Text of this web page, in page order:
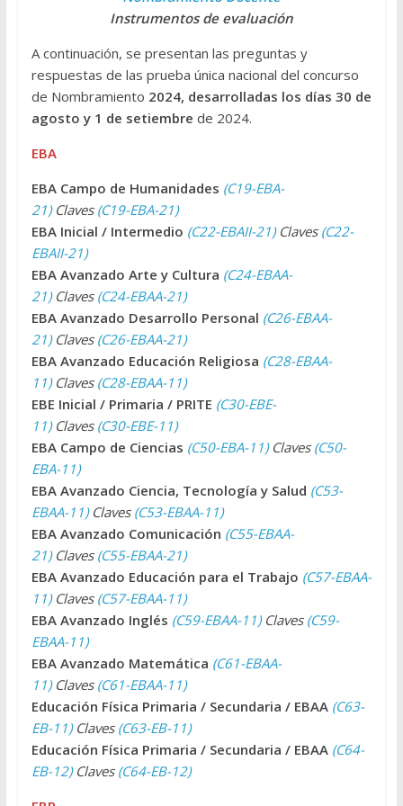
Instrumentos de evaluación
A continuación, se presentan las preguntas y
respuestas de las prueba única nacional del concurso
de Nombramiento 2024, desarrolladas los días 30 de
agosto y 1 de setiembre de 2024.
EBA
EBA Campo de Humanidades (C19-EBA-
21)Claves (C19-EBA-21)
EBA Inicial / Intermedio (C22-EBAII-21)Claves (C22-
EBAII-21)
EBA Avanzado Arte y Cultura (C24-EBAA-
21)Claves (C24-EBAA-21)
EBA Avanzado Desarrollo Personal (C26-EBAA-
21)Claves (C26-EBAA-21)
EBA Avanzado Educación Religiosa (C28-EBAA-
11)Claves (C28-EBAA-11)
EBE Inicial / Primaria / PRITE (C30-EBE-
11)Claves (C30-EBE-11)
EBA Campo de Ciencias (C50-EBA-11)Claves (C50-
EBA-11)
EBA Avanzado Ciencia, Tecnología y Salud (C53-
EBAA-11)Claves (C53-EBAA-11)
EBA Avanzado Comunicación (C55-EBAA-
21)Claves (C55-EBAA-21)
EBA Avanzado Educación para el Trabajo (C57-EBAA-
11)Claves (C57-EBAA-11)
EBA Avanzado Inglés (C59-EBAA-11)Claves (C59-
EBAA-11)
EBA Avanzado Matemática (C61-EBAA-
11)Claves (C61-EBAA-11)
Educación Física Primaria / Secundaria / EBAA (C63-
EB-11)Claves (C63-EB-11)
Educación Física Primaria / Secundaria / EBAA (C64-
EB-12)Claves (C64-EB-12)